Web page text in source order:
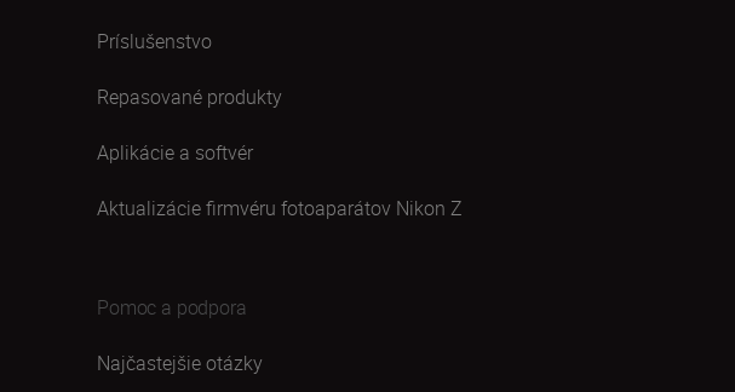
Príslušenstvo
Repasované produkty
Aplikácie a softvér
Aktualizácie firmvéru fotoaparátov Nikon Z
Pomoc a podpora
Najčastejšie otázky